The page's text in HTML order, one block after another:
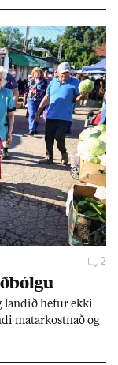
2
land­ið hef­ur ekki
mat­ar­kostn­að og